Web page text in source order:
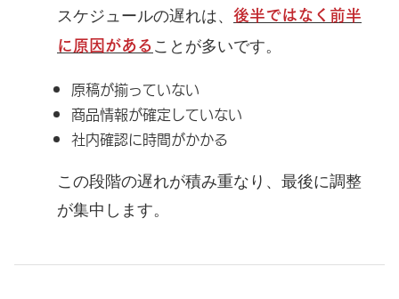
スケジュールの遅れは、 後半ではなく前半
に原因がある ことが多いです。
原稿が揃っていない
商品情報が確定していない
社内確認に時間がかかる
この段階の遅れが積み重なり、最後に調整
が集中します。